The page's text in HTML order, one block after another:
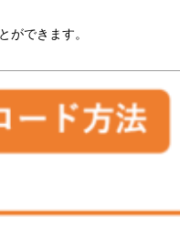
ができます。